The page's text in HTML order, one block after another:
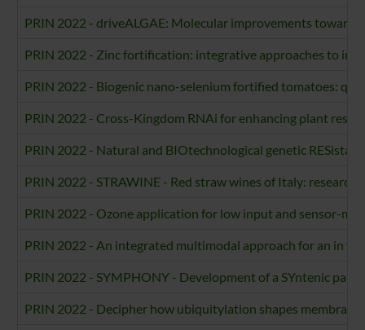
PRIN 2022 - driveALGAE: Molecular improvements
PRIN 2022 - Zinc fortification: integrative approaches to
PRIN 2022 - Biogenic nano-selenium fortified tomatoes:
PRIN 2022 - Cross-Kingdom RNAi for enhancing plant
PRIN 2022 - Natural and BIOtechnological genetic
PRIN 2022 - STRAWINE - Red straw wines of Italy:
PRIN 2022 - Ozone application for low input and sensor-
PRIN 2022 - An integrated multimodal approach for an in
PRIN 2022 - SYMPHONY - Development of a SYntenic
PRIN 2022 - Decipher how ubiquitylation shapes